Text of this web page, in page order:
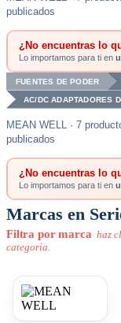
publicados
¿No encuentras lo
Lo importamos para ti en
FUENTES DE PODER
AC/DC ADAPTADORES
MEAN WELL · 7
publicados
¿No encuentras lo
Lo importamos para ti en
Marcas en
Filtra por marca haz
categoria.